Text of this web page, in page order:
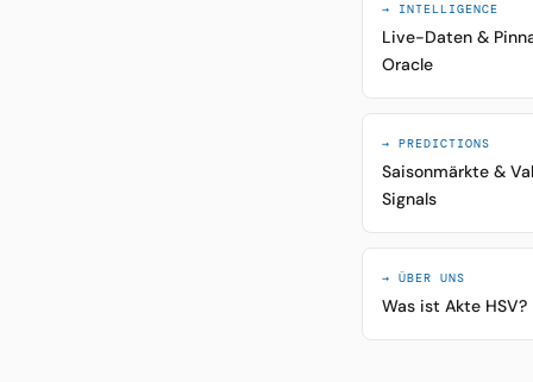
→ INTELLIGENCE
Live-Daten &
Oracle
→ PREDICTIONS
Saisonmärkte &
Signals
→ ÜBER UNS
Was ist Akte HSV?